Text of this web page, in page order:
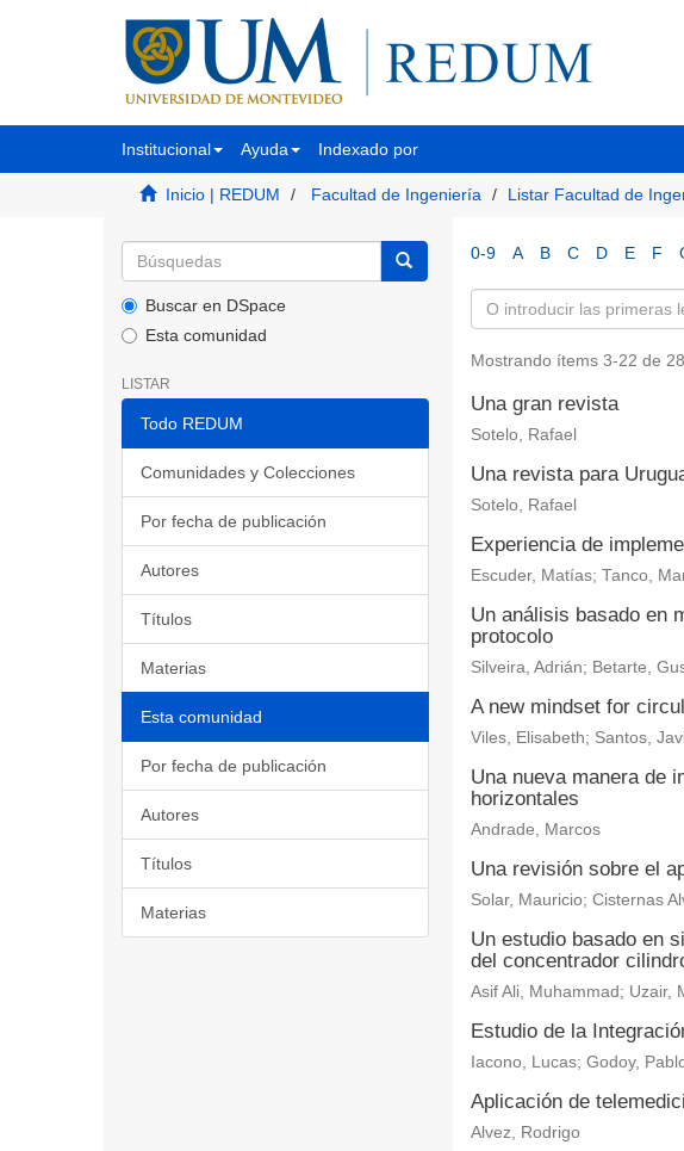
Institucional Ayuda Indexado por
Inicio | REDUM Facultad de Ingeniería Listar Facultad de
Buscar en DSpace
Esta comunidad
LISTAR
Todo REDUM
Comunidades y Colecciones
Por fecha de publicación
Autores
Títulos
Materias
Esta comunidad
Por fecha de publicación
Autores
Títulos
Materias
0-9 A B C D E F
Mostrando ítems 3-22 de
Una gran revista
Sotelo, Rafael
Una revista para
Sotelo, Rafael
Experiencia de
Escuder, Matías; Tanco,
Un análisis basado en
protocolo
Silveira, Adrián; Betarte,
A new mindset for
Viles, Elisabeth; Santos,
Una nueva manera de
horizontales
Andrade, Marcos
Una revisión sobre el
Solar, Mauricio; Cisternas
Un estudio basado en
del concentrador
Asif Ali, Muhammad; Uzair,
Estudio de la
Iacono, Lucas; Godoy,
Aplicación de
Alvez, Rodrigo